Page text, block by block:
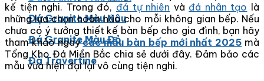
Đá Granite Màu Nâu
Đá Granite Màu Đỏ
Đá Travertine
kế tiện nghi. Trong đó, đá tự nhiên và đá nhân tạo là
những lựa chọn hoàn hảo cho mỗi không gian bếp. Nếu
chưa có ý tưởng thiết kế bàn bếp cho gia đình, bạn hãy
tham khảo ngaycác mẫu bàn bếp mới nhất 2025 mà
Tổng Kho Đá Miền Bắc chia sẻ dưới đây. Đảm bảo các
mẫu vừa hiện đại lại vô cùng tiện nghi.